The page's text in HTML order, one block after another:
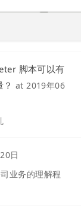
脚本可以有
at2019年06
日
业务的理解程